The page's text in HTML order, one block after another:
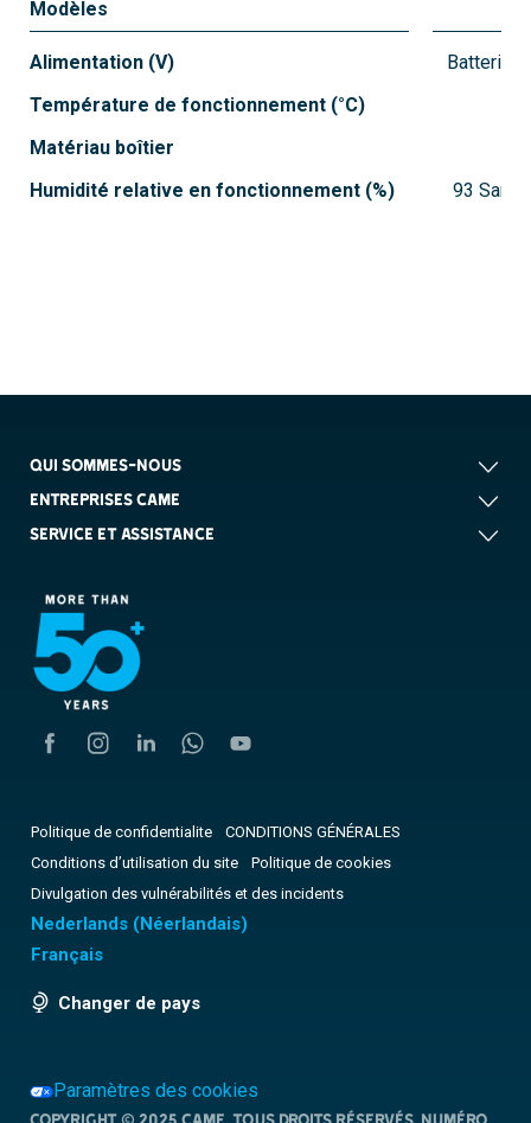
Modèles
Alimentation (V)
Température de fonctionnement (°C)
Matériau boîtier
Humidité relative en fonctionnement (%)
Batteria
93 Sans
QUI SOMMES-NOUS
ENTREPRISES CAME
SERVICE ET ASSISTANCE
Politique de confidentialite
CONDITIONS GÉNÉRALES
Conditions d’utilisation du site
Politique de cookies
Divulgation des vulnérabilités et des incidents
Nederlands (Néerlandais)
Français
Changer de pays
Paramètres des cookies